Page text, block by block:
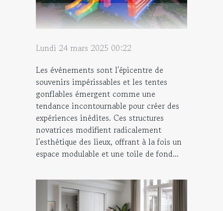
Lundi 24 mars 2025 00:22
Les événements sont l'épicentre de
souvenirs impérissables et les tentes
gonflables émergent comme une
tendance incontournable pour créer des
expériences inédites. Ces structures
novatrices modifient radicalement
l'esthétique des lieux, offrant à la fois un
espace modulable et une toile de fond...